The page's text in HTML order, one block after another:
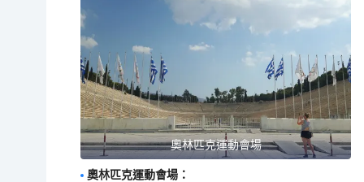
奧林匹克運動會場
奧林匹克運動會場 ：